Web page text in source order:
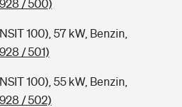
/ 500)
100), 57 kW, Benzin,
/ 501)
100), 55 kW, Benzin,
/ 502)